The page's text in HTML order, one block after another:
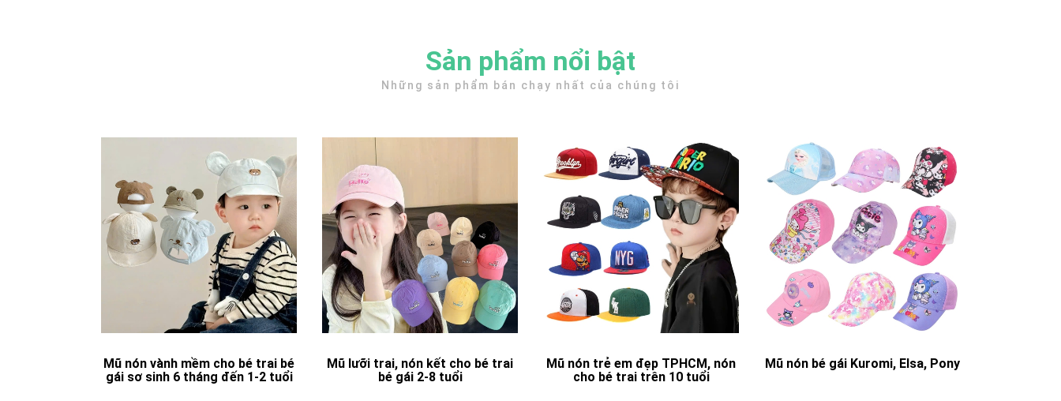
Sản phẩm nổi bật
Những sản phẩm bán chạy nhất của chúng tôi
Mũ nón vành mềm cho bé trai bé
gái sơ sinh 6 tháng đến 1-2 tuổi
Mũ lưỡi trai, nón kết cho bé trai
bé gái 2-8 tuổi
Mũ nón trẻ em đẹp TPHCM, nón
cho bé trai trên 10 tuổi
Mũ nón bé gái Kuromi, Elsa, Pony